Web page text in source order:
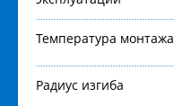
Температура монтажа
Радиус изгиба